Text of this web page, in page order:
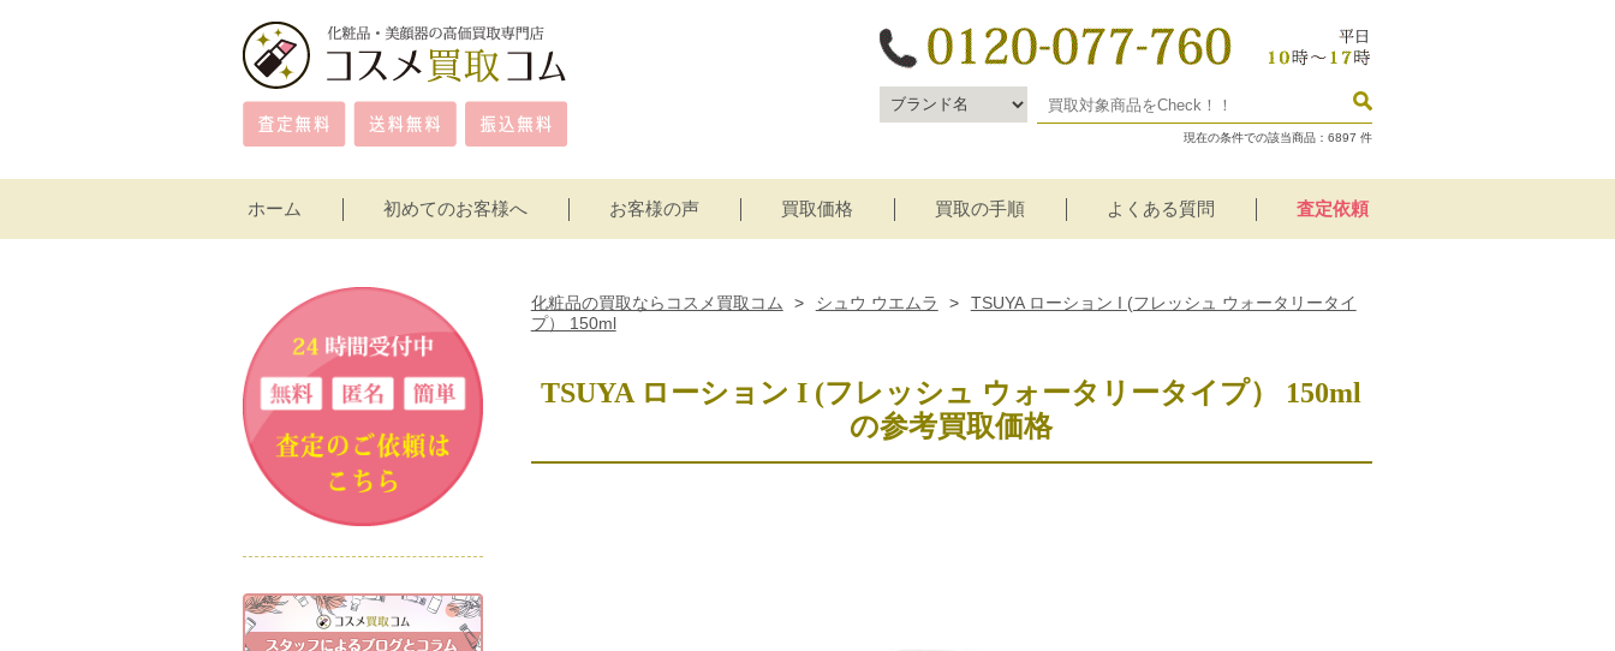
現在の条件での該当商品： 6897 件
ホーム 初めてのお客様へ お客様の声 買取価格
買取の手順
よくある質問 査定依頼
化粧品の買取ならコスメ買取コム > シュウ ウエムラ >
TSUYA ローション I (フレッシュ ウォータリータイ
プ） 150ml
TSUYA ローション I (フレッシュ ウォータリータイプ） 150ml
の参考買取価格